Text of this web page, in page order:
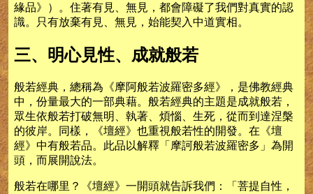
緣品》）。住著有見、無見，都會障礙了我們對真實的認
識。只有放棄有見、無見，始能契入中道實相。
三、明心見性、成就般若
般若經典，總稱為《摩阿般若波羅密多經》，是佛教經典
中，份量最大的一部典藉。般若經典的主題是成就般若，
眾生依般若打破無明、執著、煩惱、生死，從而到達涅槃
的彼岸。同樣，《壇經》也重視般若性的開發。在《壇
經》中有般若品。此品以解釋「摩訶般若波羅密多」為開
頭，而展開說法。
般若在哪里？《壇經》一開頭就告訴我們：「菩提自性，